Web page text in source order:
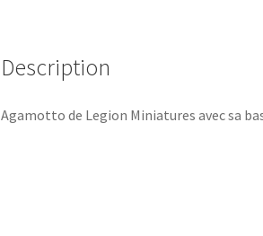
Description
Agamotto de Legion Miniatures avec sa